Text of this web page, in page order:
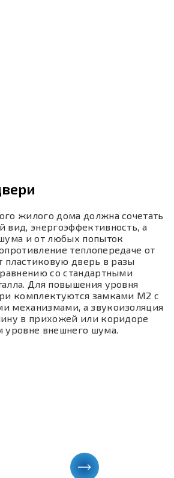
жилого дома должна сочетать
вид, энергоэффективность, а
и от любых попыток
теплопередаче от
пластиковую дверь в разы
со стандартными
Для повышения уровня
комплектуются замками М2 с
механизмами, а звукоизоляция
в прихожей или коридоре
уровне внешнего шума.